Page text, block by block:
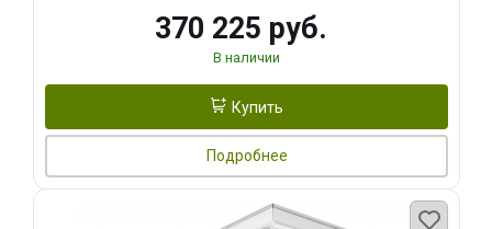
370 225 руб.
В наличии
Купить
Подробнее